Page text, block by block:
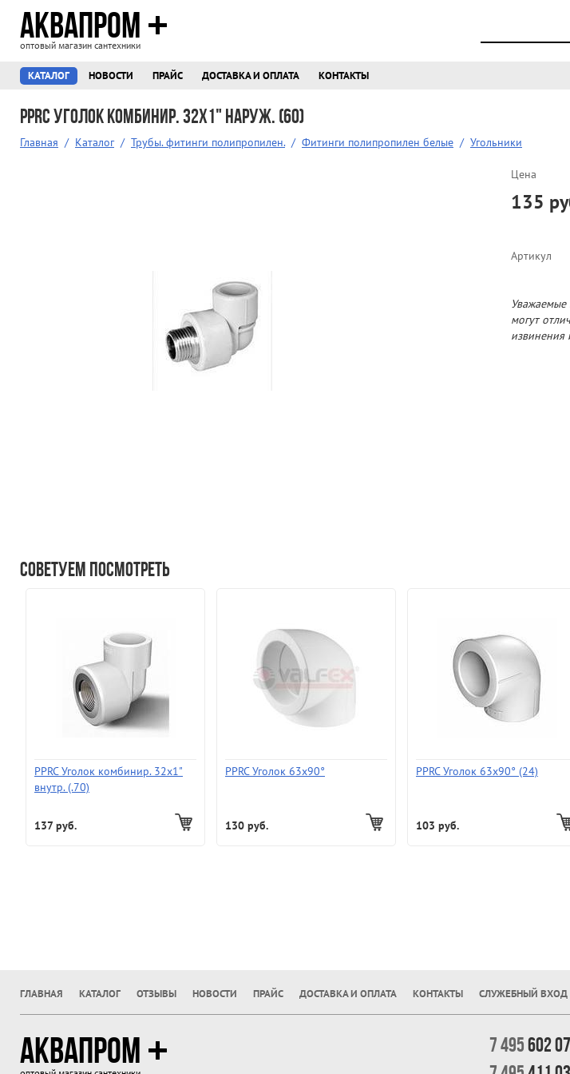
АКВАПРОМ
оптовый магазин сантехники
КАТАЛОГ НОВОСТИ ПРАЙС ДОСТАВКА И ОПЛАТА КОНТАКТЫ
PPRC Уголок комбинир. 32х1" наруж. (60)
Главная / Каталог / Трубы. фитинги полипропилен. / Фитинги полипропилен белые / Угольники
Цена
135
Артикул
Уважаемые
могут
извинения
Советуем посмотреть
PPRC Уголок комбинир. 32х1"
внутр. (.70)
137 руб.
PPRC Уголок 63х90°
130 руб.
PPRC Уголок 63х90° (24)
103 руб.
ГЛАВНАЯ КАТАЛОГ ОТЗЫВЫ НОВОСТИ ПРАЙС ДОСТАВКА И ОПЛАТА КОНТАКТЫ СЛУЖЕБНЫЙ ВХОД
АКВАПРОМ 7 495602